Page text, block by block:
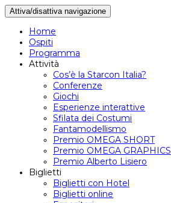
Attiva/disattiva navigazione
Home
Ospiti
Programma
Attività
Cos’è la Starcon Italia?
Conferenze
Giochi
Esperienze interattive
Sfilata dei Costumi
Fantamodellismo
Premio OMEGA SHORT
Premio OMEGA GRAPHICS
Premio Alberto Lisiero
Biglietti
Biglietti con Hotel
Biglietti online